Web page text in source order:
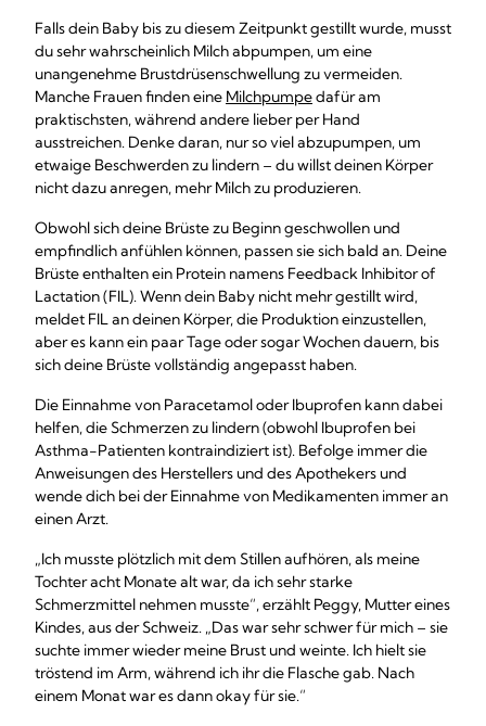
Falls dein Baby bis zu diesem Zeitpunkt gestillt wurde, musst
du sehr wahrscheinlich Milch abpumpen, um eine
unangenehme Brustdrüsenschwellung zu vermeiden.
Manche Frauen finden eine Milchpumpedafür am
praktischsten, während andere lieber per Hand
ausstreichen. Denke daran, nur so viel abzupumpen, um
etwaige Beschwerden zu lindern – du willst deinen Körper
nicht dazu anregen, mehr Milch zu produzieren.
Obwohl sich deine Brüste zu Beginn geschwollen und
empfindlich anfühlen können, passen sie sich bald an. Deine
Brüste enthalten ein Protein namens Feedback Inhibitor of
Lactation (FIL). Wenn dein Baby nicht mehr gestillt wird,
meldet FIL an deinen Körper, die Produktion einzustellen,
aber es kann ein paar Tage oder sogar Wochen dauern, bis
sich deine Brüste vollständig angepasst haben.
Die Einnahme von Paracetamol oder Ibuprofen kann dabei
helfen, die Schmerzen zu lindern (obwohl Ibuprofen bei
Asthma-Patienten kontraindiziert ist). Befolge immer die
Anweisungen des Herstellers und des Apothekers und
wende dich bei der Einnahme von Medikamenten immer an
einen Arzt.
„Ich musste plötzlich mit dem Stillen aufhören, als meine
Tochter acht Monate alt war, da ich sehr starke
Schmerzmittel nehmen musste“, erzählt Peggy, Mutter eines
Kindes, aus der Schweiz. „Das war sehr schwer für mich – sie
suchte immer wieder meine Brust und weinte. Ich hielt sie
tröstend im Arm, während ich ihr die Flasche gab. Nach
einem Monat war es dann okay für sie.“